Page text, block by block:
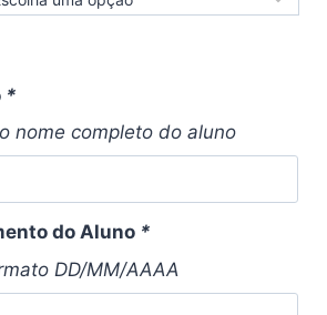
*
nome completo do aluno
do Aluno *
DD/MM/AAAA